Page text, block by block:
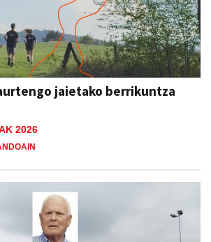
jaietako berrikuntza
2026